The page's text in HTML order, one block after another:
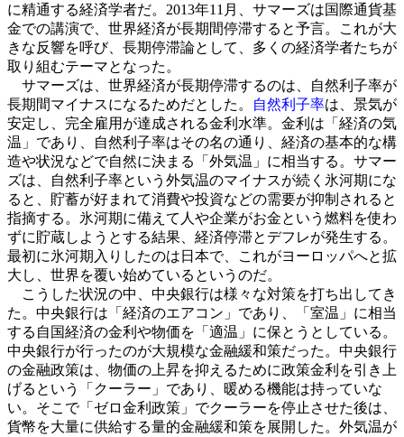
に精通する経済学者だ。2013年11月、サマーズは国際通貨基
金での講演で、世界経済が長期間停滞すると予言。これが大
きな反響を呼び、長期停滞論として、多くの経済学者たちが
取り組むテーマとなった。
サマーズは、世界経済が長期停滞するのは、自然利子率が
長期間マイナスになるためだとした。
自然利子率は、景気が
安定し、完全雇用が達成される金利水準。金利は「経済の気
温」であり、自然利子率はその名の通り、経済の基本的な構
造や状況などで自然に決まる「外気温」に相当する。サマー
ズは、自然利子率という外気温のマイナスが続く氷河期にな
ると、貯蓄が好まれて消費や投資などの需要が抑制されると
指摘する。氷河期に備えて人や企業がお金という燃料を使わ
ずに貯蔵しようとする結果、経済停滞とデフレが発生する。
最初に氷河期入りしたのは日本で、これがヨーロッパへと拡
大し、世界を覆い始めているというのだ。
こうした状況の中、中央銀行は様々な対策を打ち出してき
た。中央銀行は「経済のエアコン」であり、「室温」に相当
する自国経済の金利や物価を「適温」に保とうとしている。
中央銀行が行ったのが大規模な金融緩和策だった。中央銀行
の金融政策は、物価の上昇を抑えるために政策金利を引き上
げるという「クーラー」であり、暖める機能は持っていな
い。そこで「ゼロ金利政策」でクーラーを停止させた後は、
貨幣を大量に供給する量的金融緩和策を展開した。外気温が